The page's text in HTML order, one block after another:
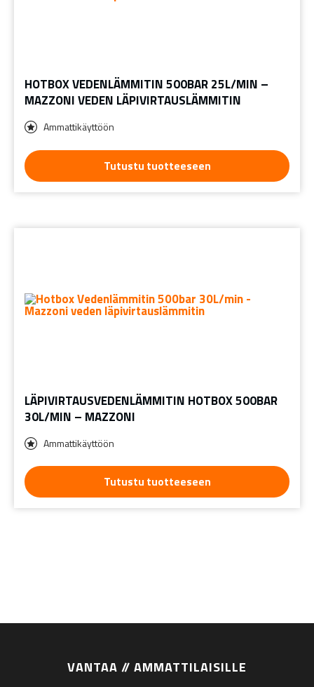
HOTBOX VEDENLÄMMITIN 500BAR 25L/MIN –
MAZZONI VEDEN LÄPIVIRTAUSLÄMMITIN
Ammattikäyttöön
Tutustu tuotteeseen
LÄPIVIRTAUSVEDENLÄMMITIN HOTBOX 500BAR
30L/MIN – MAZZONI
Ammattikäyttöön
Tutustu tuotteeseen
VANTAA // AMMATTILAISILLE